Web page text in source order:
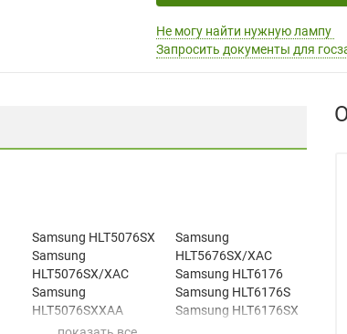
Не могу найти нужную лампу
Запросить документы для
Samsung HLT5076SX
Samsung
HLT5076SX/XAC
Samsung
HLT5076SXXAA
Samsung HLT5076WX
Samsung
HLT5676SX/XAC
Samsung HLT6176
Samsung HLT6176S
Samsung HLT6176SX